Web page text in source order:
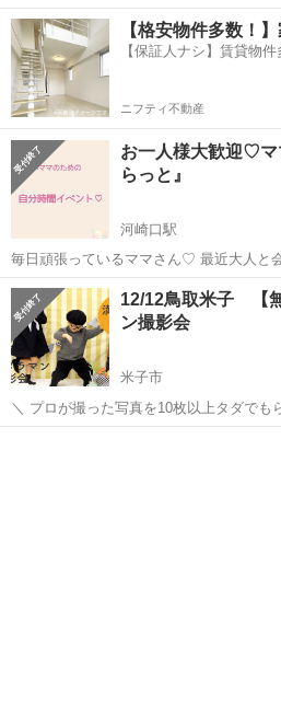
る マルシェでのイベントです🌼 （キッチンカーやハンドメイドショッ
プ、占いなど色んなお店があります🤍） 泣いても歩き回っても大丈夫
な 個室でのレッスンにな...
鳥取 鳥取市 鳥取駅 育児
【格安物件多数！
【保証人ナシ】賃貸物件
ニフティ不動産
お一人様大歓迎♡マ
らっと』
河崎口駅
毎日頑張っているママさん♡ 最近大人と会話して
友作りが苦手、群れるのが苦手なママも
手な輪に入っていくのではなく、気楽に
入れて気持ちもすっきり、 家族...
鳥取 米子市 河崎口駅 育児
12/12鳥取米子 【
ン撮影会
米子市
＼ プロが撮った写真を10枚以上タダでも
育て費用の相談会付 ／ ★写真館は敷居が高い、スタジオは高くてなか